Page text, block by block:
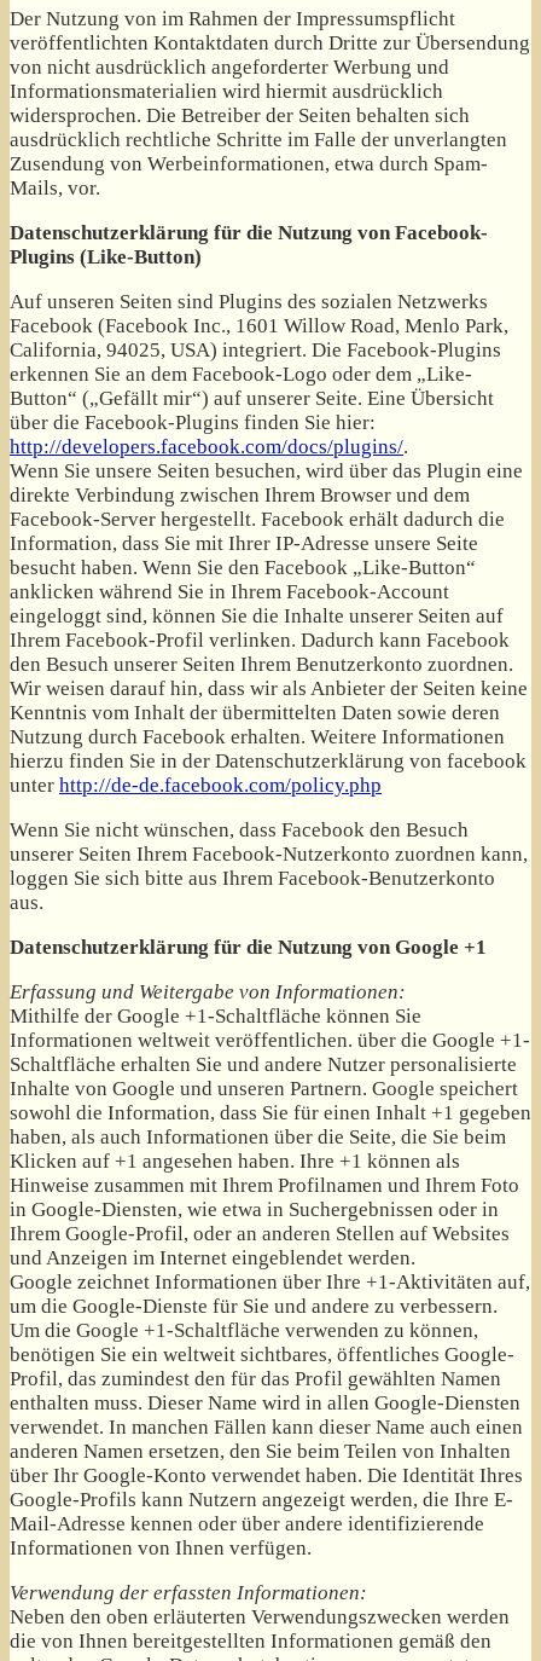
Der Nutzung von im Rahmen der Impressumspflicht
veröffentlichten Kontaktdaten durch Dritte zur Übersendung
von nicht ausdrücklich angeforderter Werbung und
Informationsmaterialien wird hiermit ausdrücklich
widersprochen. Die Betreiber der Seiten behalten sich
ausdrücklich rechtliche Schritte im Falle der unverlangten
Zusendung von Werbeinformationen, etwa durch Spam-
Mails, vor.
Datenschutzerklärung für die Nutzung von Facebook-
Plugins (Like-Button)
Auf unseren Seiten sind Plugins des sozialen Netzwerks
Facebook (Facebook Inc., 1601 Willow Road, Menlo Park,
California, 94025, USA) integriert. Die Facebook-Plugins
erkennen Sie an dem Facebook-Logo oder dem „Like-
Button“ („Gefällt mir“) auf unserer Seite. Eine Übersicht
über die Facebook-Plugins finden Sie hier:
http://developers.facebook.com/docs/plugins/.
Wenn Sie unsere Seiten besuchen, wird über das Plugin eine
direkte Verbindung zwischen Ihrem Browser und dem
Facebook-Server hergestellt. Facebook erhält dadurch die
Information, dass Sie mit Ihrer IP-Adresse unsere Seite
besucht haben. Wenn Sie den Facebook „Like-Button“
anklicken während Sie in Ihrem Facebook-Account
eingeloggt sind, können Sie die Inhalte unserer Seiten auf
Ihrem Facebook-Profil verlinken. Dadurch kann Facebook
den Besuch unserer Seiten Ihrem Benutzerkonto zuordnen.
Wir weisen darauf hin, dass wir als Anbieter der Seiten keine
Kenntnis vom Inhalt der übermittelten Daten sowie deren
Nutzung durch Facebook erhalten. Weitere Informationen
hierzu finden Sie in der Datenschutzerklärung von facebook
unter http://de-de.facebook.com/policy.php
Wenn Sie nicht wünschen, dass Facebook den Besuch
unserer Seiten Ihrem Facebook-Nutzerkonto zuordnen kann,
loggen Sie sich bitte aus Ihrem Facebook-Benutzerkonto
aus.
Datenschutzerklärung für die Nutzung von Google +1
Erfassung und Weitergabe von Informationen:
Mithilfe der Google +1-Schaltfläche können Sie
Informationen weltweit veröffentlichen. über die Google +1-
Schaltfläche erhalten Sie und andere Nutzer personalisierte
Inhalte von Google und unseren Partnern. Google speichert
sowohl die Information, dass Sie für einen Inhalt +1 gegeben
haben, als auch Informationen über die Seite, die Sie beim
Klicken auf +1 angesehen haben. Ihre +1 können als
Hinweise zusammen mit Ihrem Profilnamen und Ihrem Foto
in Google-Diensten, wie etwa in Suchergebnissen oder in
Ihrem Google-Profil, oder an anderen Stellen auf Websites
und Anzeigen im Internet eingeblendet werden.
Google zeichnet Informationen über Ihre +1-Aktivitäten auf,
um die Google-Dienste für Sie und andere zu verbessern.
Um die Google +1-Schaltfläche verwenden zu können,
benötigen Sie ein weltweit sichtbares, öffentliches Google-
Profil, das zumindest den für das Profil gewählten Namen
enthalten muss. Dieser Name wird in allen Google-Diensten
verwendet. In manchen Fällen kann dieser Name auch einen
anderen Namen ersetzen, den Sie beim Teilen von Inhalten
über Ihr Google-Konto verwendet haben. Die Identität Ihres
Google-Profils kann Nutzern angezeigt werden, die Ihre E-
Mail-Adresse kennen oder über andere identifizierende
Informationen von Ihnen verfügen.
Verwendung der erfassten Informationen:
Neben den oben erläuterten Verwendungszwecken werden
die von Ihnen bereitgestellten Informationen gemäß den